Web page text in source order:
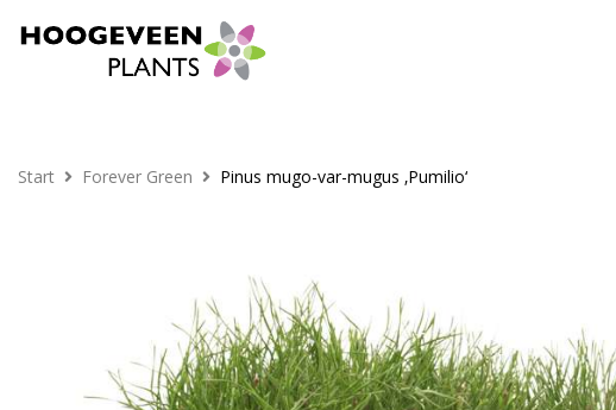
Start Forever Green Pinus mugo-var-mugus ‚Pumilio‘